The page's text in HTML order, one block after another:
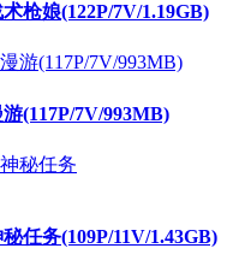
枪娘(122P/7V/1.19GB)
(117P/7V/993MB)
任务(109P/11V/1.43GB)